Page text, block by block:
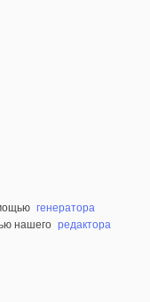
генератора
нашего редактора